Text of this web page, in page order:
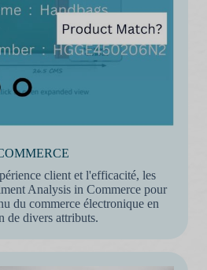
client et l'efficacité, les
Analysis in Commerce pour
du commerce électronique en
de divers attributs.